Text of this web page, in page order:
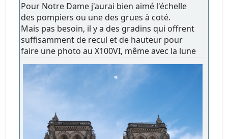
Pour Notre Dame j'aurai bien aimé l'échelle
des pompiers ou une des grues à coté.
Mais pas besoin, il y a des gradins qui offrent
suffisamment de recul et de hauteur pour
faire une photo au X100VI, même avec la lune